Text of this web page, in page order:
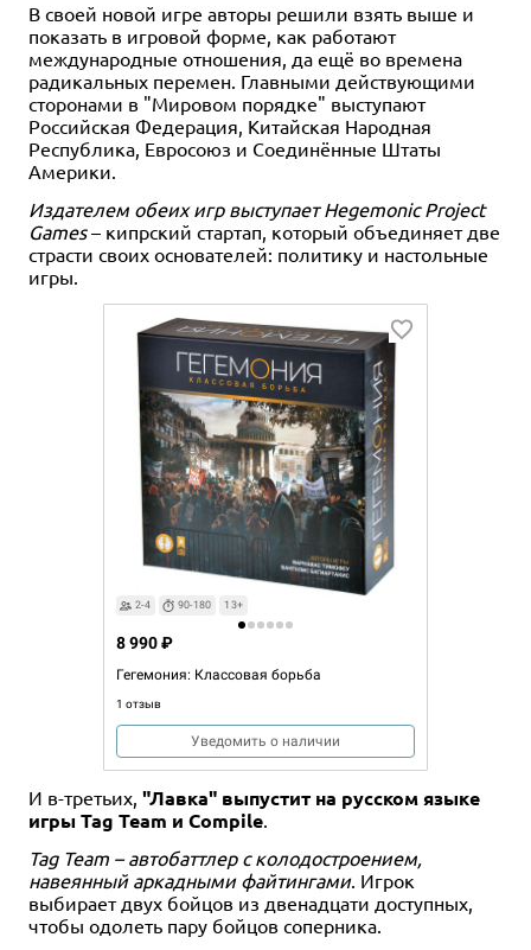
В своей новой игре авторы решили взять выше и
показать в игровой форме, как работают
международные отношения, да ещё во времена
радикальных перемен. Главными действующими
сторонами в "Мировом порядке" выступают
Российская Федерация, Китайская Народная
Республика, Евросоюз и Соединённые Штаты
Америки.
Издателем обеих игр выступает Hegemonic Project
Games– кипрский стартап, который объединяет две
страсти своих основателей: политику и настольные
игры.
2-4 90-180 13+
Гегемония: Классовая борьба
1 отзыв
8 990 ₽
Уведомить о наличии
И в-третьих, "Лавка" выпустит на русском языке
игры Tag Team и Compile.
Tag Team – автобаттлер с колодостроением,
навеянный аркадными файтингами. Игрок
выбирает двух бойцов из двенадцати доступных,
чтобы одолеть пару бойцов соперника.